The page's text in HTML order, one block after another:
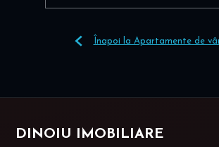
Înapoi la Apartamente de
DINOIU IMOBILIARE